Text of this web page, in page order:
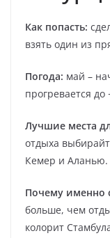
Как попасть:
взять один из
Погода: май –
прогревается до
Лучшие места
отдыха
Кемер и Аланью.
Почему именно
больше, чем
колорит